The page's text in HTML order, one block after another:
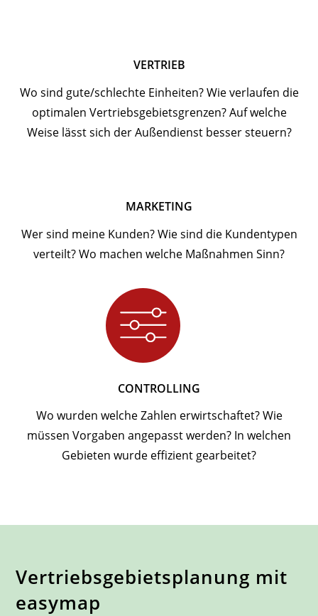
VERTRIEB
Wo sind gute/schlechte Einheiten? Wie verlaufen die
optimalen Vertriebsgebietsgrenzen? Auf welche
Weise lässt sich der Außendienst besser steuern?
MARKETING
Wer sind meine Kunden? Wie sind die Kundentypen
verteilt? Wo machen welche Maßnahmen Sinn?
CONTROLLING
Wo wurden welche Zahlen erwirtschaftet? Wie
müssen Vorgaben angepasst werden? In welchen
Gebieten wurde effizient gearbeitet?
Vertriebsgebiets­planung mit
easymap